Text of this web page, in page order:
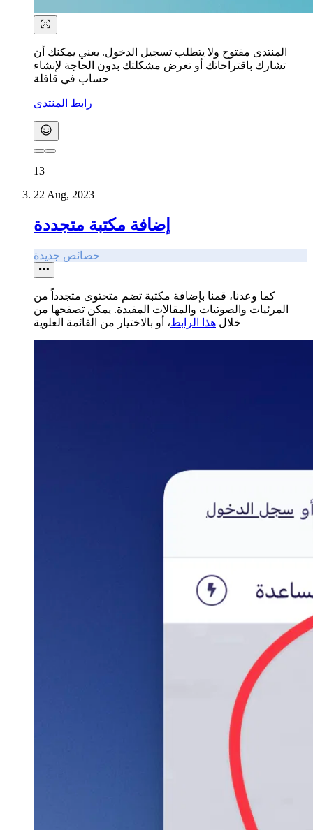
المنتدى مفتوح ولا يتطلب تسجيل الدخول. يعني يمكنك أن
تشارك باقتراحاتك أو تعرض مشكلتك بدون الحاجة لإنشاء
حساب في قافلة
رابط المنتدى
13
22 Aug, 2023
إضافة مكتبة متجددة
خصائص جديدة
كما وعدنا، قمنا بإضافة مكتبة تضم متحتوى متجدداً من
المرئيات والصوتيات والمقالات المفيدة. يمكن تصفحها من
خلال هذا الرابط، أو بالاختيار من القائمة العلوية